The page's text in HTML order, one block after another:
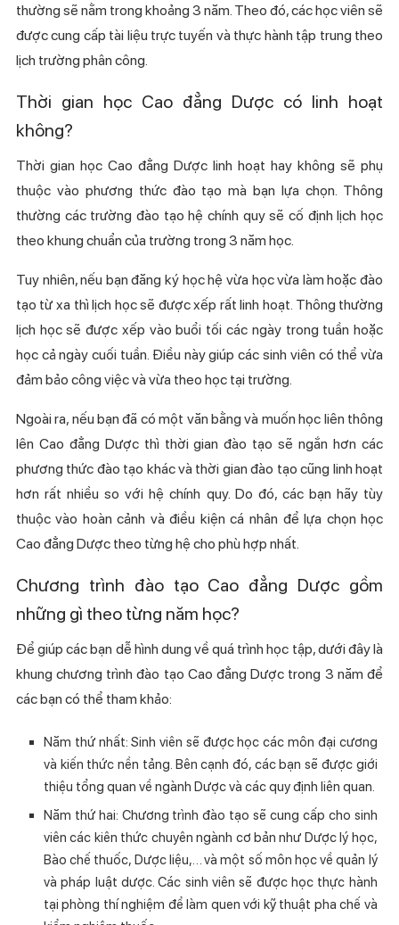
thường sẽ nằm trong khoảng 3 năm. Theo đó, các học viên sẽ
được cung cấp tài liệu trực tuyến và thực hành tập trung theo
lịch trường phân công.
Thời gian học Cao đẳng Dược có linh hoạt
không?
Thời gian học Cao đẳng Dược linh hoạt hay không sẽ phụ
thuộc vào phương thức đào tạo mà bạn lựa chọn. Thông
thường các trường đào tạo hệ chính quy sẽ cố định lịch học
theo khung chuẩn của trường trong 3 năm học.
Tuy nhiên, nếu bạn đăng ký học hệ vừa học vừa làm hoặc đào
tạo từ xa thì lịch học sẽ được xếp rất linh hoạt. Thông thường
lịch học sẽ được xếp vào buổi tối các ngày trong tuần hoặc
học cả ngày cuối tuần. Điều này giúp các sinh viên có thể vừa
đảm bảo công việc và vừa theo học tại trường.
Ngoài ra, nếu bạn đã có một văn bằng và muốn học liên thông
lên Cao đẳng Dược thì thời gian đào tạo sẽ ngắn hơn các
phương thức đào tạo khác và thời gian đào tạo cũng linh hoạt
hơn rất nhiều so với hệ chính quy. Do đó, các bạn hãy tùy
thuộc vào hoàn cảnh và điều kiện cá nhân để lựa chọn học
Cao đẳng Dược theo từng hệ cho phù hợp nhất.
Chương trình đào tạo Cao đẳng Dược gồm
những gì theo từng năm học?
Để giúp các bạn dễ hình dung về quá trình học tập, dưới đây là
khung chương trình đào tạo Cao đẳng Dược trong 3 năm để
các bạn có thể tham khảo:
Năm thứ nhất: Sinh viên sẽ được học các môn đại cương
và kiến thức nền tảng. Bên cạnh đó, các bạn sẽ được giới
thiệu tổng quan về ngành Dược và các quy định liên quan.
Năm thứ hai: Chương trình đào tạo sẽ cung cấp cho sinh
viên các kiên thức chuyên ngành cơ bản như Dược lý học,
Bào chế thuốc, Dược liệu,… và một số môn học về quản lý
và pháp luật dược. Các sinh viên sẽ được học thực hành
tại phòng thí nghiệm để làm quen với kỹ thuật pha chế và